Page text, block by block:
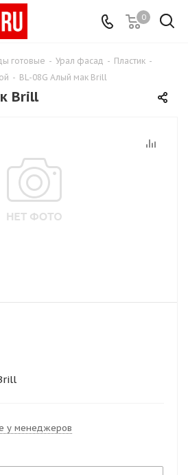
0
готовые - Урал фасад - Пластик -
- BL-08G Алый мак Brill
Brill
у менеджеров